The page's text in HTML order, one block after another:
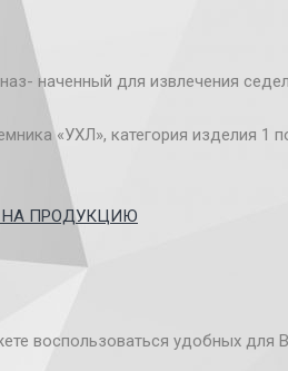
наченный для извлечения
«УХЛ», категория изделия
НА ПРОДУКЦИЮ
воспользоваться удобных для